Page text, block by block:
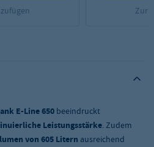
Zur
E-Line 650 beeindruckt
Leistungsstärke. Zudem
von 605 Litern ausreichend